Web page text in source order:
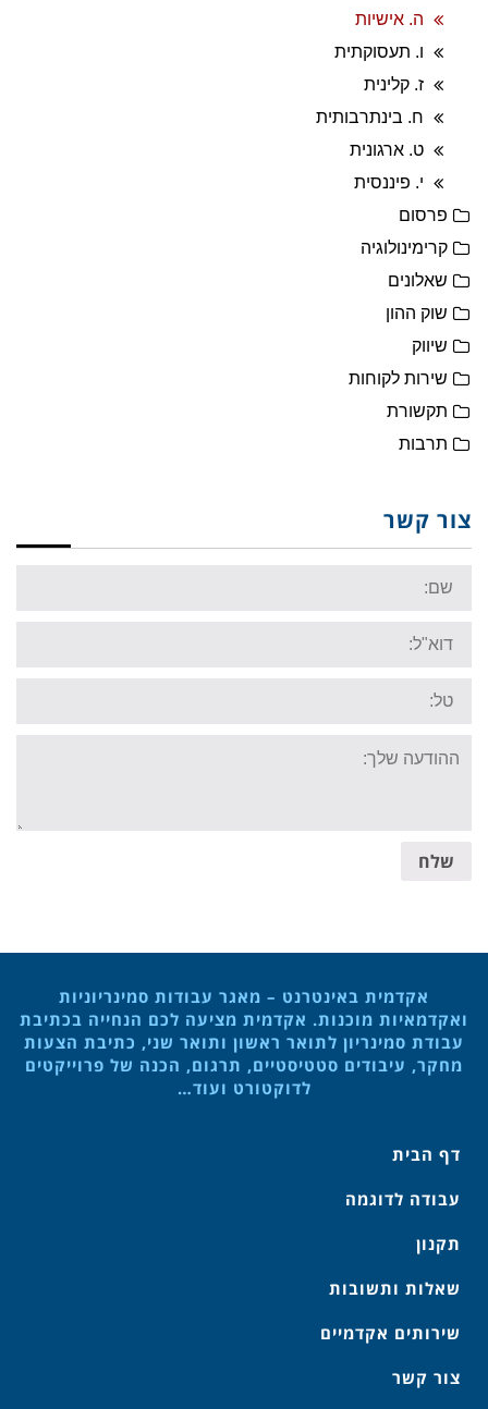
ה. אישיות
ו. תעסוקתית
ז. קלינית
ח. בינתרבותית
ט. ארגונית
י. פיננסית
פרסום
קרימינולוגיה
שאלונים
שוק ההון
שיווק
שירות לקוחות
תקשורת
תרבות
צור קשר
Name:
Email:
Tel:
Your
message:
שלח
אקדמית באינטרנט – מאגר עבודות סמינריוניות
ואקדמאיות מוכנות. אקדמית מציעה לכם הנחייה בכתיבת
עבודת סמינריון לתואר ראשון ותואר שני, כתיבת הצעות
מחקר, עיבודים סטטיסטיים, תרגום, הכנה של פרוייקטים
לדוקטורט ועוד…
דף הבית
עבודה לדוגמה
תקנון
שאלות ותשובות
שירותים אקדמיים
צור קשר